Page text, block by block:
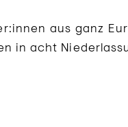
aus ganz
in acht